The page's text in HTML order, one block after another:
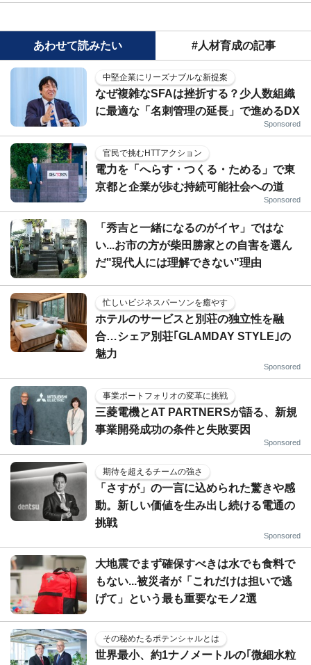
あわせて読みたい #人材育成の記事
中堅企業にリーズナブルな新提案
なぜ複雑なSFAは挫折する？少人数組織
に最適な「名刺管理の延長」で進めるDX
Sponsored
官民で挑むHTTアクション
電力を「へらす・つくる・ためる」で東
京都と企業が歩む持続可能社会への道
Sponsored
「秀吉と一緒になるのがイヤ」ではな
い...お市の方が柴田勝家との自害を選ん
だ"現代人には理解できない"理由
忙しいビジネスパーソンを癒やす
ホテルのサービスと別荘の独立性を融
合…シェア別荘｢GLAMDAY STYLE｣の
魅力
Sponsored
事業ポートフォリオの変革に挑戦
三菱電機とAT PARTNERSが語る、新規
事業開発成功の条件と失敗要因
Sponsored
期待を超えるチームの強さ
「さすが」の一言に込められた驚きや感
動。新しい価値を生み出し続ける電通の
挑戦
Sponsored
大地震でまず確保すべきは水でも食料で
もない...被災者が「これだけは担いで逃
げて」という最も重要なモノ2選
その秘めたるポテンシャルとは
世界最小、約1ナノメートルの｢微細水粒